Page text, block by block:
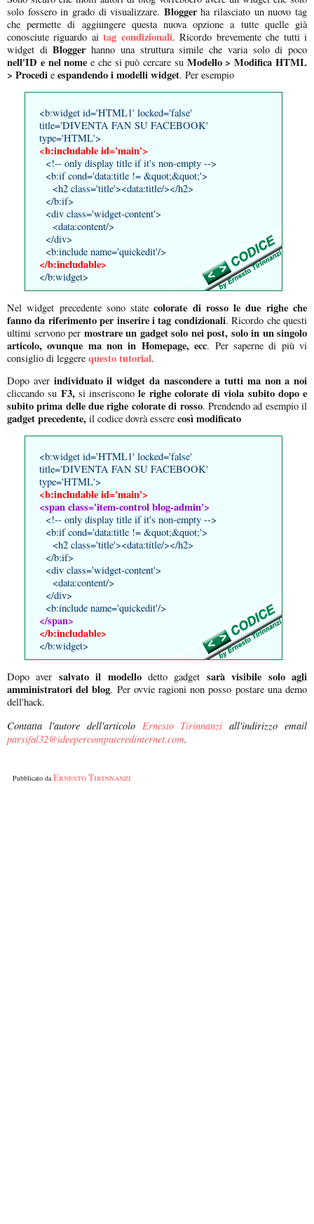
solo fossero in grado di visualizzare. Bloggerha rilasciato un nuovo tag
che permette di aggiungere questa nuova opzione a tutte quelle già
conosciute riguardo aitag condizionali. Ricordo brevemente che tutti i
widget diBloggerhanno una struttura simile che varia solo di poco
nell'ID e nel nome e che si può cercare su Modello > Modifica HTML
> Procedi e espandendo i modelli widget. Per esempio
<b:widget id='HTML1' locked='false'
title='DIVENTA FAN SU FACEBOOK'
type='HTML'>
<b:includable id='main'>
<!-- only display title if it's non-empty -->
<b:if cond='data:title != &quot;&quot;'>
<h2 class='title'><data:title/></h2>
</b:if>
<div class='widget-content'>
<data:content/>
</div>
<b:include name='quickedit'/>
</b:includable>
</b:widget>
Nel widget precedente sono state colorate di rosso le due righe che
fanno da riferimento per inserire i tag condizionali. Ricordo che questi
ultimi servono per mostrare un gadget solo nei post, solo in un singolo
articolo, ovunque ma non in Homepage, ecc. Per saperne di più vi
consiglio di leggere questo tutorial.
Dopo aver individuato il widget da nascondere a tutti ma non a noi
cliccando su F3,si inserisconole righe colorate di viola subito dopo e
subito prima delle due righe colorate di rosso. Prendendo ad esempio il
gadget precedente, il codice dovrà essere così modificato
<b:widget id='HTML1' locked='false'
title='DIVENTA FAN SU FACEBOOK'
type='HTML'>
<b:includable id='main'>
<span class='item-control blog-admin'>
<!-- only display title if it's non-empty -->
<b:if cond='data:title != &quot;&quot;'>
<h2 class='title'><data:title/></h2>
</b:if>
<div class='widget-content'>
<data:content/>
</div>
<b:include name='quickedit'/>
</span>
</b:includable>
</b:widget>
Dopo aver salvato il modellodetto gadget sarà visibile solo agli
amministratori del blog. Per ovvie ragioni non posso postare una demo
dell'hack.
Contatta l'autore dell'articolo Ernesto Tirinnanzi all'indirizzo email
parsifal32@ideepercomputeredinternet.com.
Pubblicato da Ernesto Tirinnanzi